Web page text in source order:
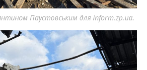
Паустовським для Inform.zp.ua.